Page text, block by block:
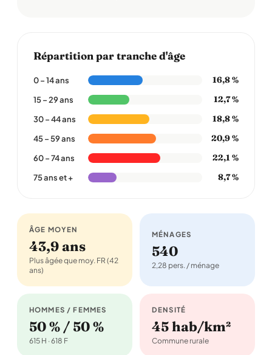
Répartition par tranche d'âge
0 – 14 ans 16,8 %
15 – 29 ans 12,7 %
30 – 44 ans 18,8 %
45 – 59 ans 20,9 %
60 – 74 ans 22,1 %
75 ans et + 8,7 %
ÂGE MOYEN
43,9 ans
Plus âgée que moy. FR (42
ans)
MÉNAGES
540
2,28 pers. / ménage
HOMMES / FEMMES
50 % / 50 %
615 H · 618 F
DENSITÉ
45 hab/km²
Commune rurale